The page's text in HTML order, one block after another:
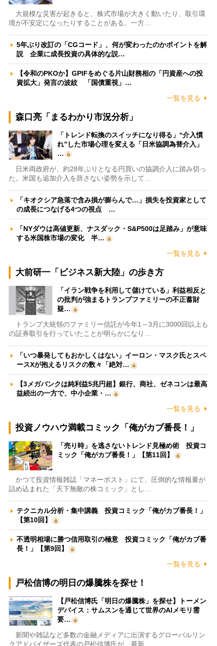
大規模な災害が起きると、株式市場が大きく動いたり、取引環
境が不安定になったりすることがある。一方…
5年ぶり改訂の「CGコード」、何が変わったのかポイントを解
説 企業に成長投資の具体的な説…
【令和のPKOか】GPIFをめぐる片山財務相の「円資産への投
資拡大」発言の波紋 「国債重視」…
一覧を見る
森口亮「まるわかり市況分析」
「トレンド転換のスイッチになり得る」“介入慣
れ”した市場心理を変える「日米協調為替介入」
…
日米両政府が、約28年ぶりとなる円買いの協調介入に踏み切っ
た。米国も追加介入を辞さない姿勢を示して…
「キオクシア急落で含み損が膨らんで…」損失を投資家として
の成長につなげる4つの視点 …
「NYダウは高値更新、ナスダック・S&P500は足踏み」が意味
する米国株市場の変化 半…
一覧を見る
大前研一「ビジネス新大陸」の歩き方
「イラン戦争を利用して儲けている」利益相反と
の批判が強まるトランプファミリーの不正蓄財
疑…
トランプ大統領のファミリー信託が今年1～3月に3000回以上も
の証券取引を行っていたことが明らかになり…
「いつ暴発してもおかしくはない」イーロン・マスク氏とスペ
ースXが抱えるリスクの数々「絶対…
【3メガバンクは純利益5兆円超】銀行、商社、ゼネコンは最高
益続出の一方で、中小企業・…
一覧を見る
投資ノウハウ満載コミック「俺がカブ番長！」
「売り時」を逃さないトレンド見極め術 投資コ
ミック「俺がカブ番長！」【第11回】
かつて投資情報雑誌「マネーポスト」にて、圧倒的な情報量が
詰め込まれた「天下無敵の株コミック」とし…
テクニカル分析・集中講義 投資コミック「俺がカブ番長！」
【第10回】
不透明相場に勝つ信用取引の極意 投資コミック「俺がカブ番
長！」【第9回】
一覧を見る
戸松信博の明日の爆騰株を探せ！
【戸松信博氏「明日の爆騰株」を探せ】トーメン
デバイス：サムスンを通じて世界のAIメモリ需
要…
新聞や雑誌など多数の金融メディアに出演するグローバルリン
クアドバイザーズ代表の戸松信博氏が、最新…